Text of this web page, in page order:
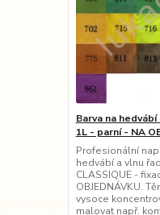
Barva na
1L - parní - NA
Profesionální
hedvábí a vlnu
CLASSIQUE -
OBJEDNÁVKU.
vysoce
malovat např.